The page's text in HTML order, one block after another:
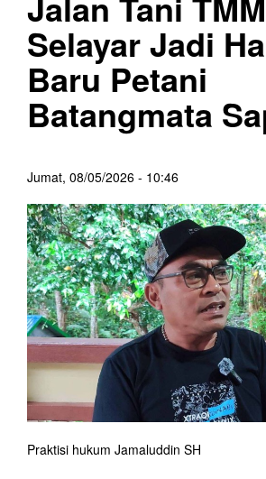
Selayar Jadi
Baru Petani
Batangmata
Jumat, 08/05/2026 - 10:46
Praktisi hukum Jamaluddin SH